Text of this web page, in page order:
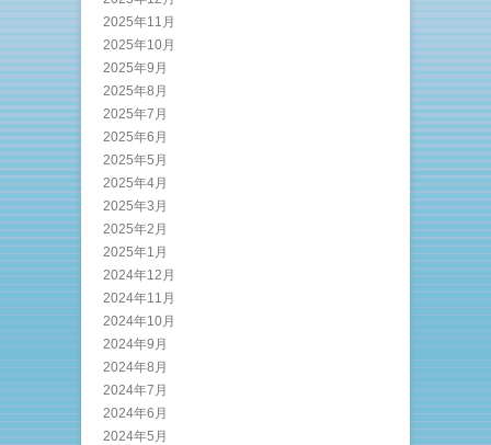
2025年11月
2025年10月
2025年9月
2025年8月
2025年7月
2025年6月
2025年5月
2025年4月
2025年3月
2025年2月
2025年1月
2024年12月
2024年11月
2024年10月
2024年9月
2024年8月
2024年7月
2024年6月
2024年5月